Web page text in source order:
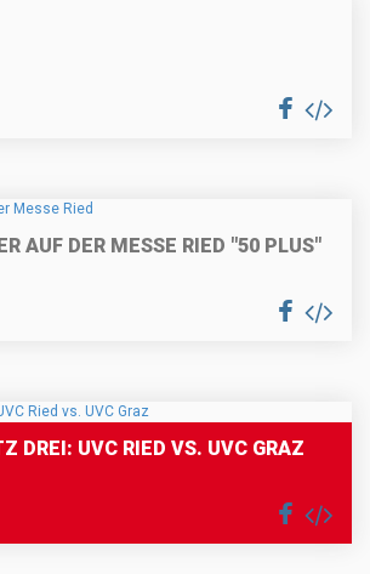
AUF DER MESSE RIED "50 PLUS"
DREI: UVC RIED VS. UVC GRAZ